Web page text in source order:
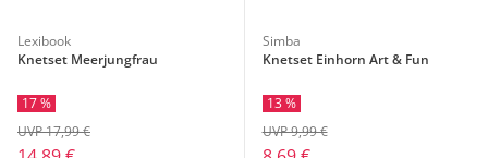
Lexibook
Knetset Meerjungfrau
17 %
UVP 17,99 €
Simba
Knetset Einhorn Art & Fun
13 %
UVP 9,99 €